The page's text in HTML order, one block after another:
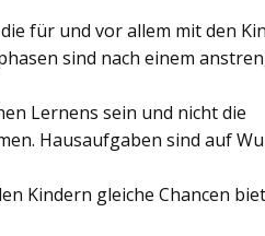
für und vor allem mit den
sind nach einem
Lernens sein und nicht die
Hausaufgaben sind auf
Kindern gleiche Chancen